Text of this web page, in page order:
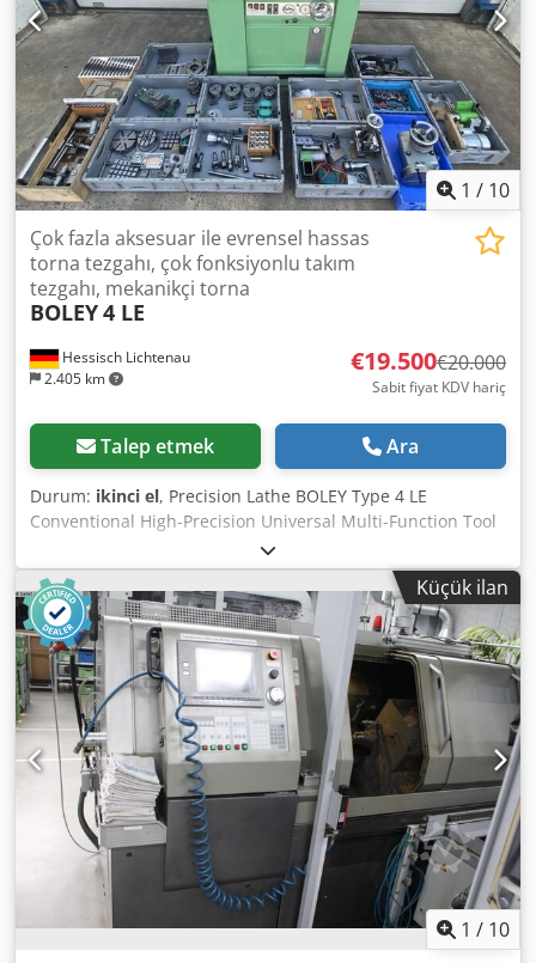
1 / 10
Hessisch Lichtenau
2.405 km
Çok fazla aksesuar ile evrensel hassas
torna tezgahı, çok fonksiyonlu takım
tezgahı, mekanikçi torna
BOLEY4 LE
€19.500€20.000
Sabit fiyat KDV hariç
Talep etmek Ara
Durum: ikinci el, Precision Lathe BOLEY Type 4 LE
Conventional High-Precision Universal Multi-Function Tool
Machine Serial No. 42562 Centre Distance: 500 mm Swing
over Bed: 240 mm Centre Height over Bed: 120 mm Swing
over Cross Slide: 140 mm Centre Height over Cross Slide:
70 mm Spindle Bore: 23 mm Chuck Mount: M40 x 3.5 mm
External Thread Tailstock Taper: MK 2 Quill Travel: 80 mm
Spindle Speed: 30 – 1300 rpm Drive Power: 1.1 kW Power
Supply: 400 Volt, 50 Hz - 3-Axis Digital Readout RSF
ELECTRONIC, Type Z503ST-220 - Position Display
HEIDENHAIN, Type VRZ 136B for angular encoder - LCD
Display UNIT for measuring devices on accessories -
Spindle speed via 2 V-belt stages, 2 gear stages, and
stepless via variator belt drive - Longitudinal feed via
change gears + complete change gear set - Several 3-jaw
and 4-jaw chucks Ø 100, 125, and 140 mm with soft jaws -
MULTIFIX size A quick change toolpost with 8 tool holders -
Vertical compound with clamp - Several clamps and
machine vices - Clamping plates + clamping tables -
Küçük ilan
1 / 10